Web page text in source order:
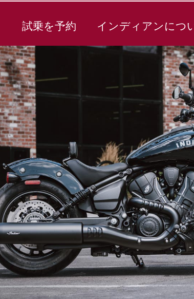
試乗を予約 インディアンにつ